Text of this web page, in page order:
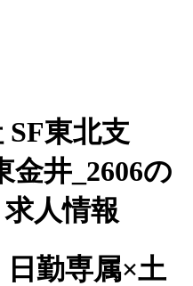
SF東北支
金井_2606の
人情報
日勤専属×土